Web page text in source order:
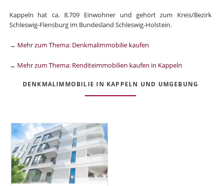
Kappeln hat ca. 8.709 Einwohner und gehört zum Kreis/Bezirk
Schleswig-Flensburg im Bundesland Schleswig-Holstein.
→ Mehr zum Thema: Denkmalimmobilie kaufen
→ Mehr zum Thema: Renditeimmobilien kaufen in Kappeln
DENKMALIMMOBILIE IN KAPPELN UND UMGEBUNG